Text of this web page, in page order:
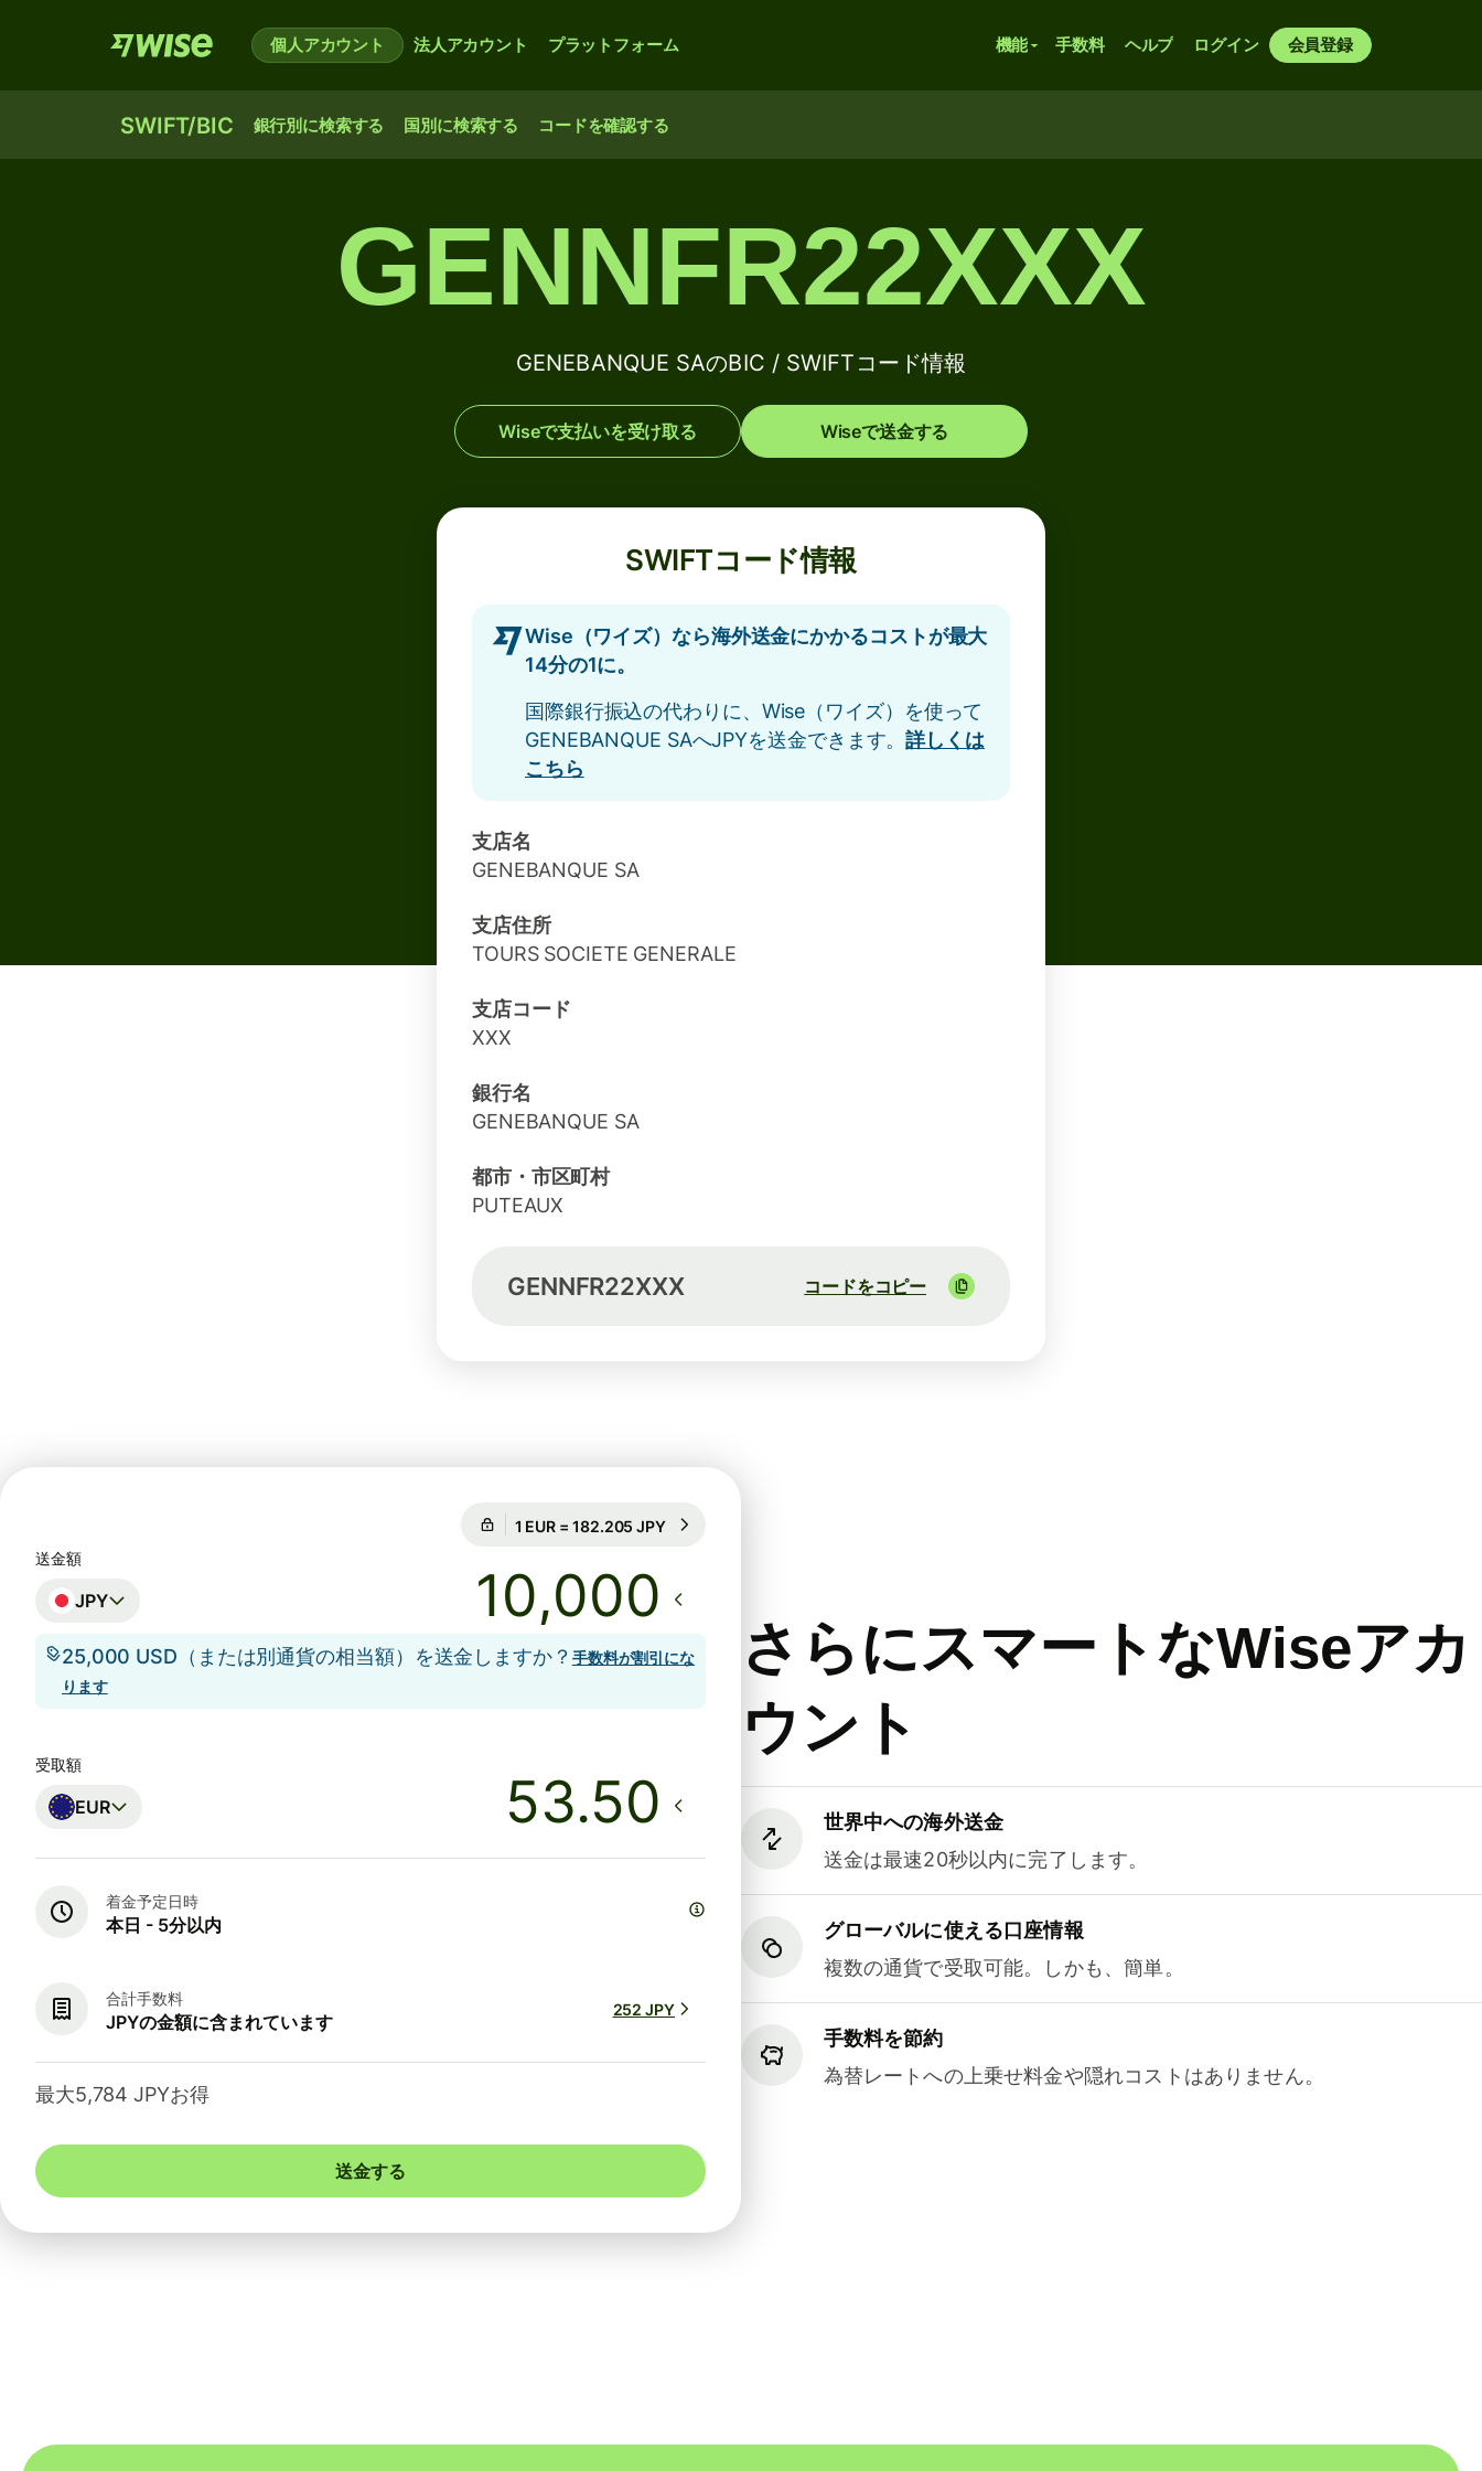
個人アカウント 法人アカウント プラットフォーム 機能 手数料 ヘルプ ログイン 会員登録
SWIFT/BIC 銀行別に検索する 国別に検索する コードを確認する
GENNFR22XXX
GENEBANQUE SAのBIC / SWIFTコード情報
Wiseで支払いを受け取る Wiseで送金する
SWIFTコード情報
Wise（ワイズ）なら海外送金にかかるコストが最大
14分の1に。
国際銀行振込の代わりに、Wise（ワイズ）を使って
GENEBANQUE SAへJPYを送金できます。詳しくは
こちら
支店名
GENEBANQUE SA
支店住所
TOURS SOCIETE GENERALE
支店コード
XXX
銀行名
GENEBANQUE SA
都市・市区町村
PUTEAUX
GENNFR22XXX コードをコピー
さらにスマートなWiseアカ
ウント
世界中への海外送金
送金は最速20秒以内に完了します。
グローバルに使える口座情報
複数の通貨で受取可能。しかも、簡単。
手数料を節約
為替レートへの上乗せ料金や隠れコストはありません。
24時間のレート保証
送金額
JPY
25,000 USD（または別通貨の相当額）を送金しますか？ 手数料が割引にな
ります
受取額
EUR
着金予定日時
本日 - 5分以内
合計手数料
JPYの金額に含まれています
252 JPY
最大5,784 JPYお得
送金する